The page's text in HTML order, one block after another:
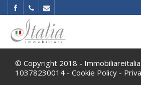
© Copyright 2018 -
10378230014 - Cookie Policy -